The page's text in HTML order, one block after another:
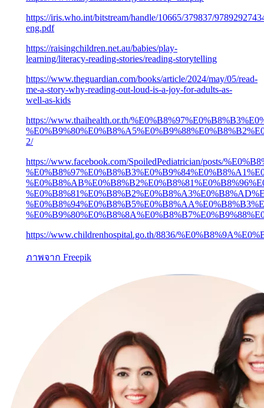
https://iris.who.int/bitstream/handle/10665/379837/
eng.pdf
https://raisingchildren.net.au/babies/play-
learning/literacy-reading-stories/reading-storytelling
https://www.theguardian.com/books/article/2024/may/05/read-
me-a-story-why-reading-out-loud-is-a-joy-for-adults-as-
well-as-kids
https://www.thaihealth.or.th/
2/
https://www.facebook.com/SpoiledPediatrician/posts/
https://www.childrenhospital.go.th/8836/
ภาพจาก Freepik